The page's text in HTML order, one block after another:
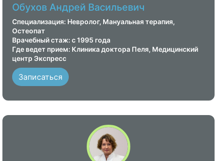
Обухов Андрей Васильевич
Специализация: Невролог, Мануальная терапия,
Остеопат
Врачебный стаж: с 1995 года
Где ведет прием: Клиника доктора Пеля, Медицинский
центр Экспресс
Записаться